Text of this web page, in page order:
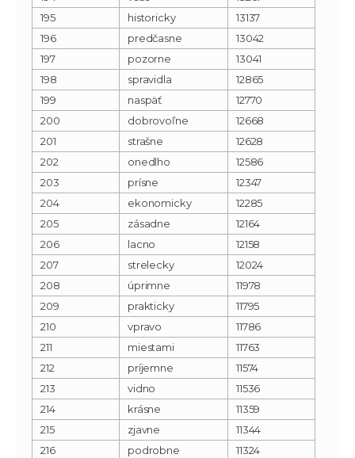
195
historicky
13137
196
predčasne
13042
197
pozorne
13041
198
spravidla
12865
199
naspäť
12770
200
dobrovoľne
12668
201
strašne
12628
202
onedlho
12586
203
prísne
12347
204
ekonomicky
12285
205
zásadne
12164
206
lacno
12158
207
strelecky
12024
208
úprimne
11978
209
prakticky
11795
210
vpravo
11786
211
miestami
11763
212
príjemne
11574
213
vidno
11536
214
krásne
11359
215
zjavne
11344
216
podrobne
11324